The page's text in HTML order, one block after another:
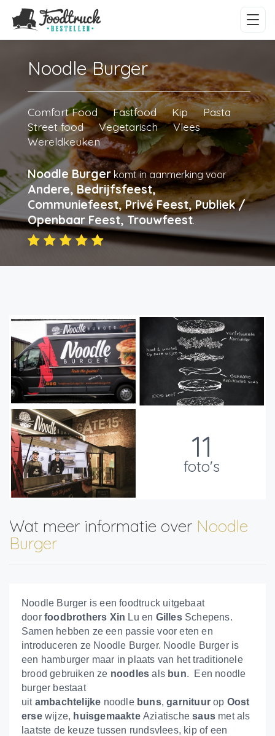
Noodle Burger
Comfort Food Fastfood Kip
Pasta
Street food
Vegetarisch
Vlees
Wereldkeuken
Noodle Burgerkomt in aanmerking voor
Andere, Bedrijfsfeest,
Communiefeest, Privé Feest, Publiek /
Openbaar Feest, Trouwfeest.
11
foto's
Wat meer informatie over Noodle
Burger
Noodle Burger is een foodtruck uitgebaat
door foodbrothers Xin Lu en GillesSchepens.
Samen hebben ze een passie voor eten en
introduceren ze Noodle Burger. Noodle Burger is
een hamburger maar in plaats van het traditionele
brood gebruiken ze noodles als bun. Een noodle
burger bestaat
uit ambachtelijke noodle buns,garnituur op Oost
ersewijze, huisgemaakte Aziatischesaus met als
laatste de keuze tussen rundsvlees, kip of een